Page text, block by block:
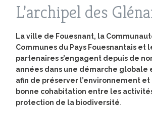
L’archipel des
La ville de Fouesnant, la
Communes du Pays Fouesnantais et
partenaires s’engagent depuis de
années dans une démarche globale
afin de préserver l’environnement
bonne cohabitation entre les
protection de la biodiversité